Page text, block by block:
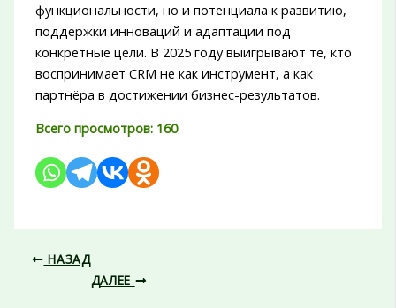
функциональности, но и потенциала к развитию,
поддержки инноваций и адаптации под
конкретные цели. В 2025 году выигрывают те, кто
воспринимает CRM не как инструмент, а как
партнёра в достижении бизнес-результатов.
Всего просмотров: 160
НАЗАД
ДАЛЕЕ